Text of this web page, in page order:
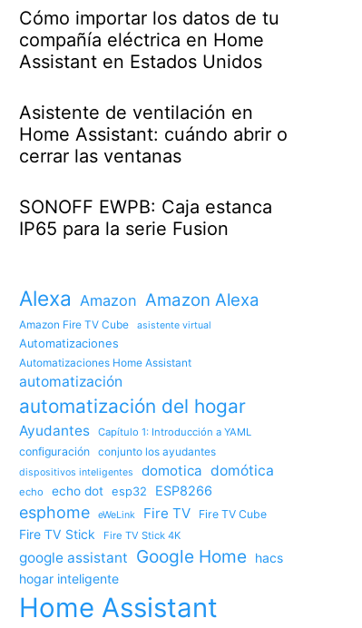
Cómo importar los datos de tu
compañía eléctrica en Home
Assistant en Estados Unidos
Asistente de ventilación en
Home Assistant: cuándo abrir o
cerrar las ventanas
SONOFF EWPB: Caja estanca
IP65 para la serie Fusion
Alexa Amazon Amazon Alexa
Amazon Fire TV Cube asistente virtual
Automatizaciones
Automatizaciones Home Assistant
automatización
automatización del hogar
Ayudantes Capítulo 1: Introducción a YAML
configuración conjunto los ayudantes
dispositivos inteligentes domotica domótica
echo echo dot esp32 ESP8266
esphome eWeLink Fire TV Fire TV Cube
Fire TV Stick Fire TV Stick 4K
google assistant Google Home hacs
hogar inteligente
Home Assistant